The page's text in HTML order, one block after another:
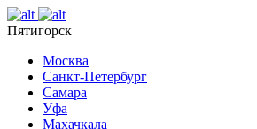
Пятигорск
Москва
Санкт-Петербург
Самара
Уфа
Махачкала